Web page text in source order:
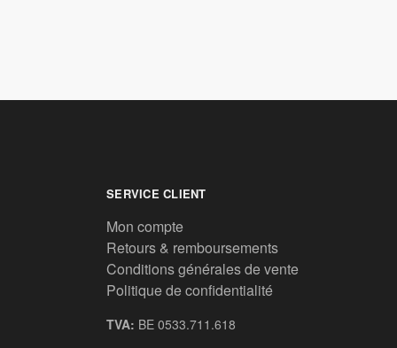
SERVICE CLIENT
Mon compte
Retours & remboursements
Conditions générales de vente
Politique de confidentialité
TVA: BE 0533.711.618